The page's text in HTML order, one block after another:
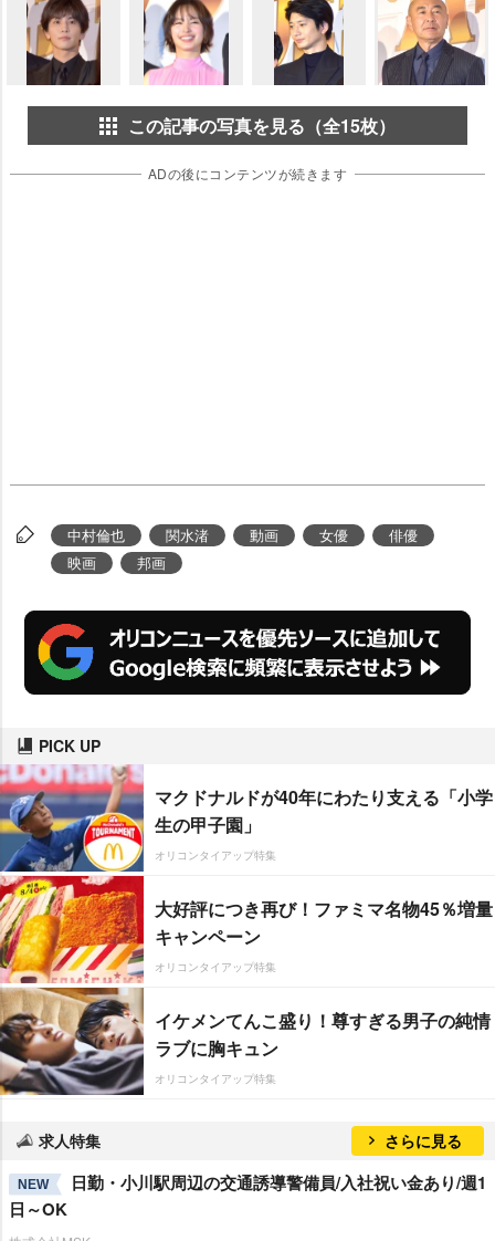
この記事の写真を見る（全15枚）
ADの後にコンテンツが続きます
中村倫也 関水渚 動画 女優
俳優
映画
邦画
PICK UP
マクドナルドが40年にわたり支える「小学
生の甲子園」
オリコンタイアップ特集
大好評につき再び！ファミマ名物45％増量
キャンペーン
オリコンタイアップ特集
イケメンてんこ盛り！尊すぎる男子の純情
ラブに胸キュン
オリコンタイアップ特集
求人特集 さらに見る
NEW
日勤・小川駅周辺の交通誘導警備員/入社祝い金あり/週1
日～OK